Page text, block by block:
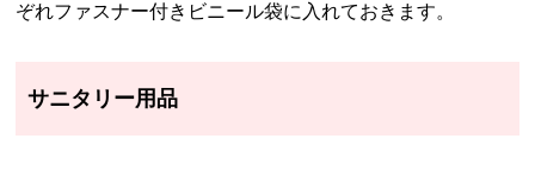
ぞれファスナー付きビニール袋に入れておきます。
サニタリー用品